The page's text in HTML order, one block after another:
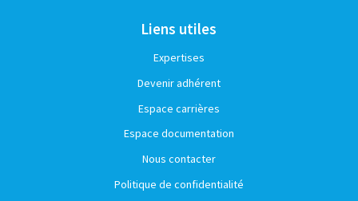
Liens utiles
Expertises
Devenir adhérent
Espace carrières
Espace documentation
Nous contacter
Politique de confidentialité